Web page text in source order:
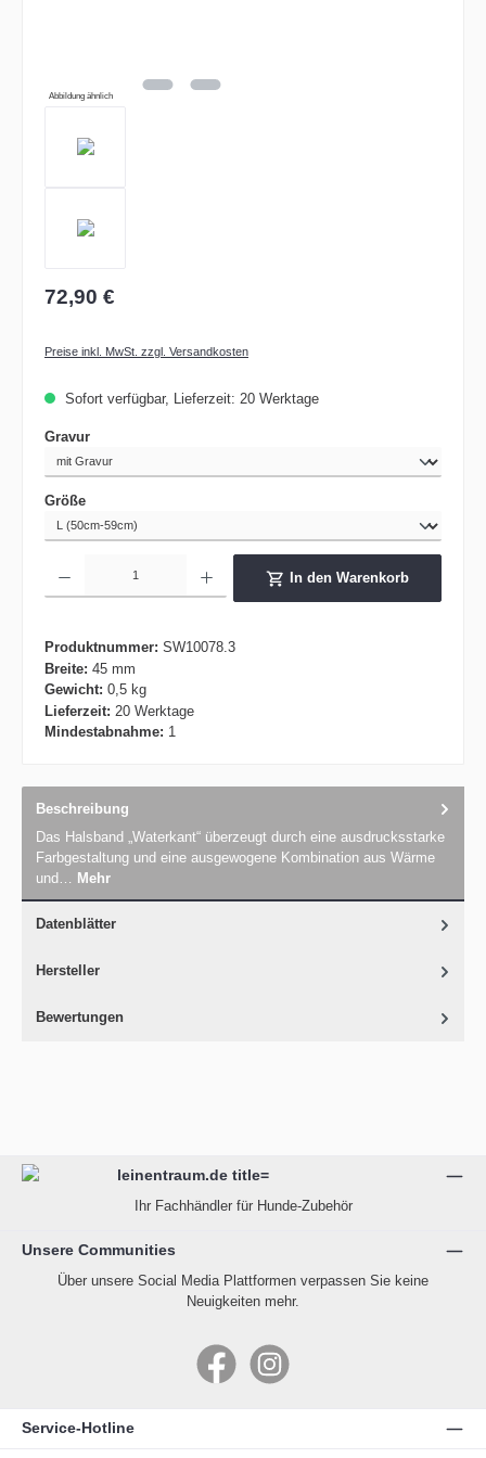
Abbildung ähnlich
72,90 €
Preise inkl. MwSt. zzgl. Versandkosten
Sofort verfügbar, Lieferzeit: 20 Werktage
Gravurauswählen
Größeauswählen
In den Warenkorb
Produktnummer: SW10078.3
Breite: 45 mm
Gewicht: 0,5 kg
Lieferzeit: 20 Werktage
Mindestabnahme: 1
Beschreibung
Das Halsband „Waterkant“ überzeugt durch eine ausdrucksstarke
Farbgestaltung und eine ausgewogene Kombination aus Wärme
und… Mehr
Datenblätter
Hersteller
Bewertungen
Ihr Fachhändler für Hunde-Zubehör
Unsere Communities
Über unsere Social Media Plattformen verpassen Sie keine
Neuigkeiten mehr.
FacebookInstagram
Service-Hotline